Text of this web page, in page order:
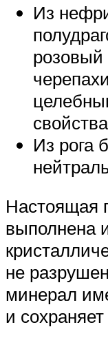
Из
розовый
Из рога
Настоящая
выполнена
не
минерал
и